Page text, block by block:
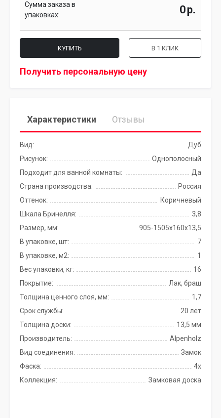
Сумма заказа в
упаковках:
р.
КУПИТЬ В 1 КЛИК
Получить персональную цену
Характеристики Отзывы
Вид:
Дуб
Рисунок:
Однополосный
Подходит для ванной комнаты:
Да
Страна производства:
Россия
Оттенок:
Коричневый
Шкала Бринелля:
3,8
Размер, мм:
905-1505х160х13,5
В упаковке, шт:
7
В упаковке, м2:
1
Вес упаковки, кг:
16
Покрытие:
Лак, браш
Толщина ценного слоя, мм:
1,7
Срок службы:
20 лет
Толщина доски:
13,5 мм
Производитель:
Alpenholz
Вид соединения:
Замок
Фаска:
4x
Коллекция:
Замковая доска